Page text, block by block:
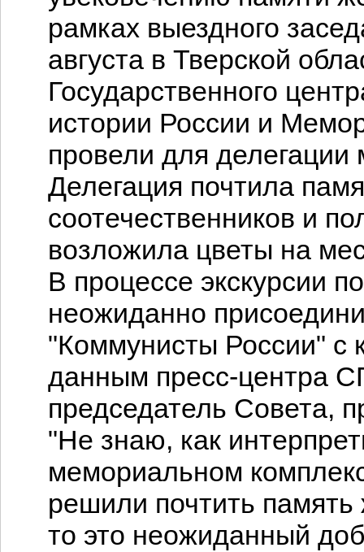
рамках выездного
августа в Тверской
Государственного
истории России и
провели для
Делегация почтила
соотечественников и
возложила цветы на
В процессе экскурсии
неожиданно
"Коммунисты России" с
данным пресс-центра
председатель Совета,
"Не знаю, как
мемориальном
решили почтить память
то это неожиданный